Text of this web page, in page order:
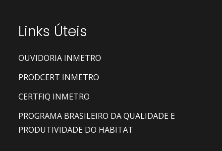
Links Úteis
OUVIDORIA INMETRO
PRODCERT INMETRO
CERTFIQ INMETRO
PROGRAMA BRASILEIRO DA QUALIDADE E
PRODUTIVIDADE DO HABITAT